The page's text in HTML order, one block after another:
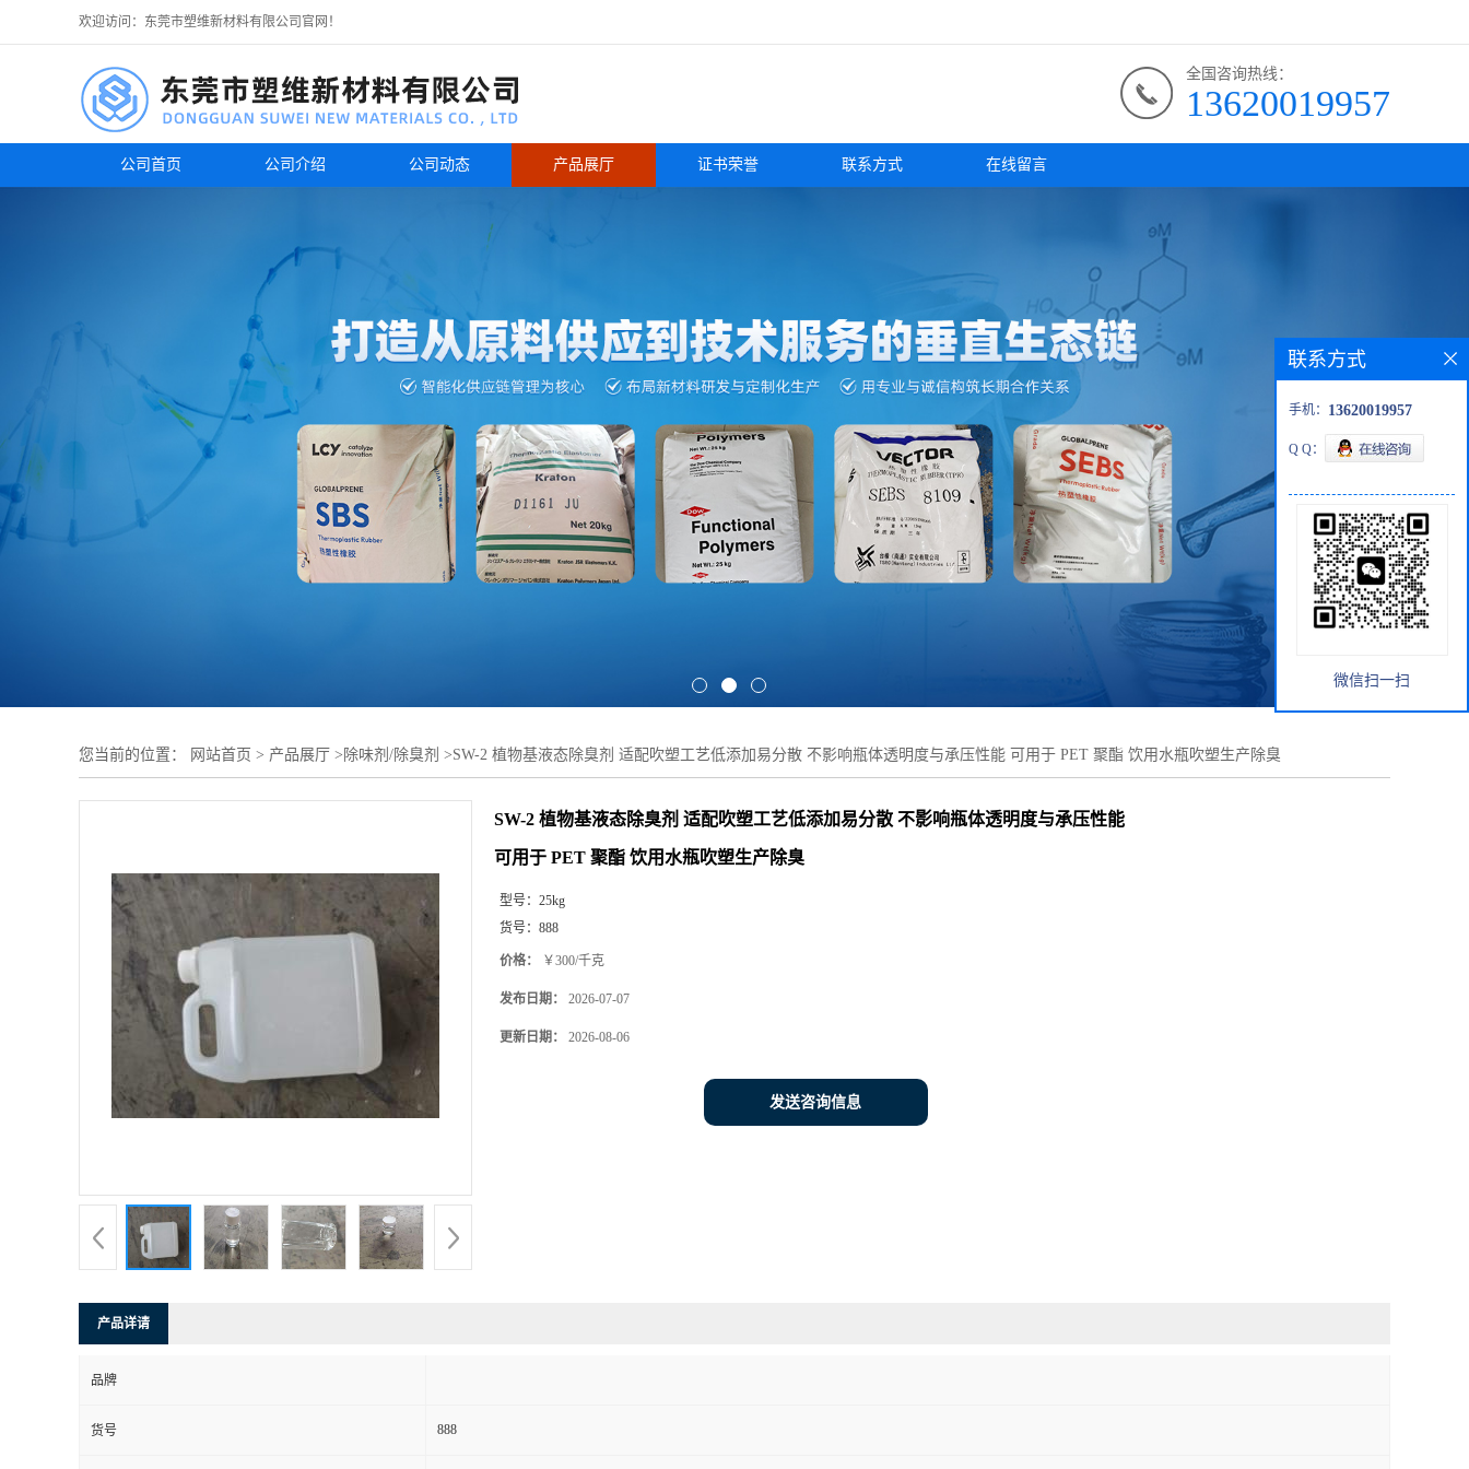
欢迎访问：东莞市塑维新材料有限公司官网！
全国咨询热线：
13620019957
公司首页 公司介绍 公司动态 产品展厅 证书荣誉 联系方式 在线留言
您当前的位置： 网站首页 > 产品展厅 > 除味剂/除臭剂 >SW-2 植物基液态除臭剂 适配吹塑工艺低添加易分散 不影响瓶体透明度与承压性能 可用于 PET 聚酯 饮用水瓶吹塑生产除臭
SW-2 植物基液态除臭剂 适配吹塑工艺低添加易分散 不影响瓶体透明度与承压性能
可用于 PET 聚酯 饮用水瓶吹塑生产除臭
型号： 25kg
货号： 888
价格： ￥300/千克
发布日期： 2026-07-07
更新日期： 2026-08-06
发送咨询信息
产品详请
品牌
货号 888
联系方式
手机： 13620019957
Q Q：
微信扫一扫